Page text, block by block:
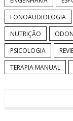
FONOAUDIOLOGIA
NUTRIÇÃO
PSICOLOGIA
TERAPIA MANUAL